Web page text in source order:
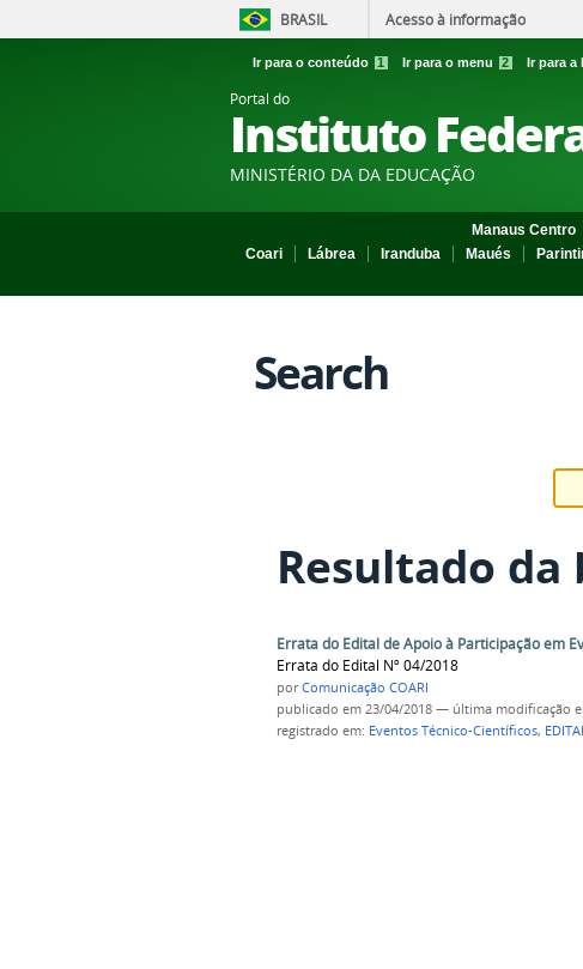
BRASIL Acesso à informação
Ir para o conteúdo 1 Ir para o menu 2 Ir para a
Portal do
Instituto
MINISTÉRIO DA DA EDUCAÇÃO
Manaus Centro
Coari
Lábrea Iranduba Maués
Search
Resultado da
Errata do Edital de Apoio à Participação em
Errata do Edital Nº 04/2018
porComunicação COARI
publicado em 23/04/2018 — última modificação
registrado em: Eventos Técnico-Científicos,